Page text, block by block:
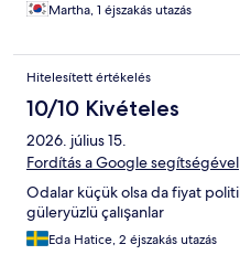
Martha, 1 éjszakás utazás
Hitelesített értékelés
10/10 Kivételes
2026. július 15.
Fordítás a Google segítségével
Odalar küçük olsa da fiyat
güleryüzlü çalışanlar
Eda Hatice, 2 éjszakás utazás